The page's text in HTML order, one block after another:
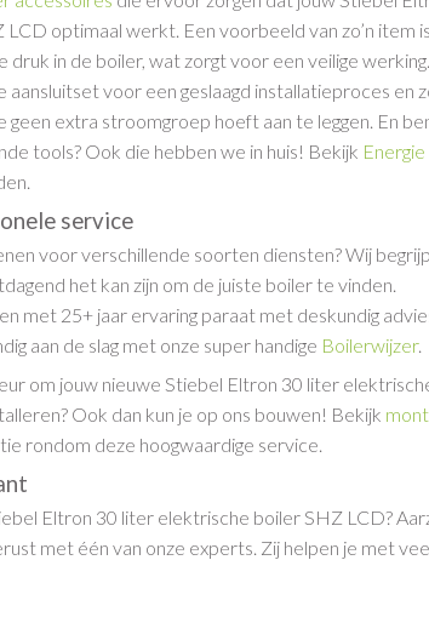
optimaal werkt. Een voorbeeld van zo’n item
in de boiler, wat zorgt voor een veilige werking.
voor een geslaagd installatieproces en
extra stroomgroep hoeft aan te leggen. En
tools? Ook die hebben we in huis! Bekijk Energie
service
voor verschillende soorten diensten? Wij
het kan zijn om de juiste boiler te vinden.
met 25+ jaar ervaring paraat met deskundig
aan de slag met onze super handige Boilerwijzer.
om jouw nieuwe Stiebel Eltron 30 liter
Ook dan kun je op ons bouwen! Bekijk
rondom deze hoogwaardige service.
Eltron 30 liter elektrische boiler SHZ LCD?
met één van onze experts. Zij helpen je met